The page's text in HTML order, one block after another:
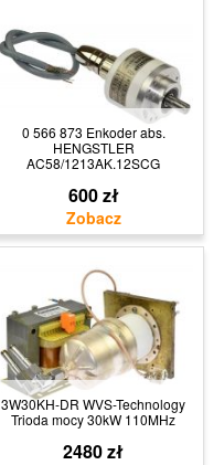
0 566 873 Enkoder abs.
HENGSTLER
AC58/1213AK.12SCG
600 zł
3W30KH-DR WVS-Technology
Trioda mocy 30kW 110MHz
2480 zł